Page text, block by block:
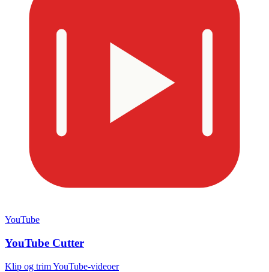
YouTube
YouTube Cutter
Klip og trim YouTube-videoer